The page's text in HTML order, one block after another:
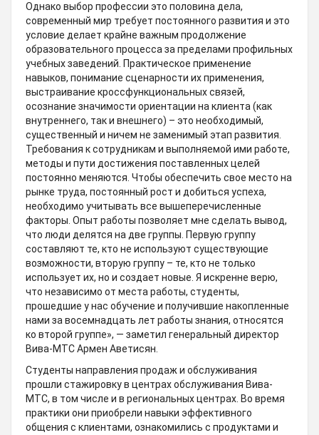
Однако выбор профессии это половина дела,
современный мир требует постоянного развития и это
условие делает крайне важным продолжение
образовательного процесса за пределами профильных
учебных заведений. Практическое применение
навыков, понимание сценарности их применения,
выстраивание кроссфункциональных связей,
осознание значимости ориентации на клиента (как
внутреннего, так и внешнего) – это необходимый,
существенный и ничем не заменимый этап развития.
Требования к сотрудникам и выполняемой ими работе,
методы и пути достижения поставленных целей
постоянно меняются. Чтобы обеспечить свое место на
рынке труда, постоянный рост и добиться успеха,
необходимо учитывать все вышеперечисленные
факторы. Опыт работы позволяет мне сделать вывод,
что люди делятся на две группы. Первую группу
составляют те, кто не используют существующие
возможности, вторую группу – те, кто не только
использует их, но и создает новые. Я искренне верю,
что независимо от места работы, студенты,
прошедшие у нас обучение и получившие накопленные
нами за восемнадцать лет работы знания, относятся
ко второй группе», — заметил генеральный директор
Вива-МТС Армен Аветисян.
Студенты направления продаж и обслуживания
прошли стажировку в центрах обслуживания Вива-
МТС, в том числе и в региональных центрах. Во время
практики они приобрели навыки эффективного
общения с клиентами, ознакомились с продуктами и